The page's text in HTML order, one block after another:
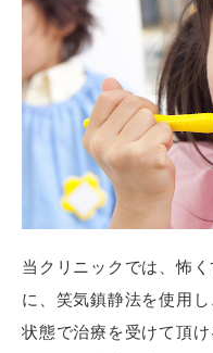
当クリニックでは、怖
に、笑気鎮静法を使用
状態で治療を受けて頂け